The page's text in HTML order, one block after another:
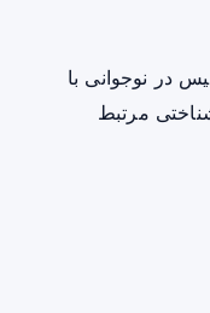
در نوجوانی با
مرتبط